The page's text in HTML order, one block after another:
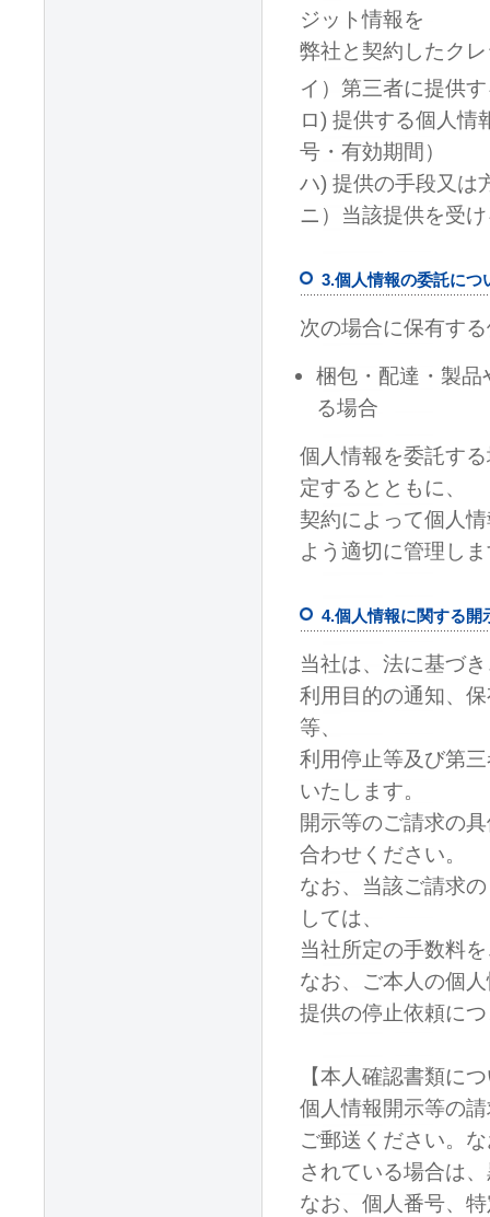
ジット情報を
弊社と契約したク
イ）第三者に提供
ロ) 提供する個人情
号・有効期間）
ハ) 提供の手段又は
ニ）当該提供を受
3.個人情報の委託につ
次の場合に保有す
梱包・配達・製
る場合
個人情報を委託す
定するとともに、
契約によって個人
よう適切に管理し
4.個人情報に関する開
当社は、法に基づ
利用目的の通知、
等、
利用停止等及び第
いたします。
開示等のご請求の
合わせください。
なお、当該ご請求
しては、
当社所定の手数料
なお、ご本人の個
提供の停止依頼に
【本人確認書類に
個人情報開示等の
ご郵送ください。
されている場合は
なお、個人番号、